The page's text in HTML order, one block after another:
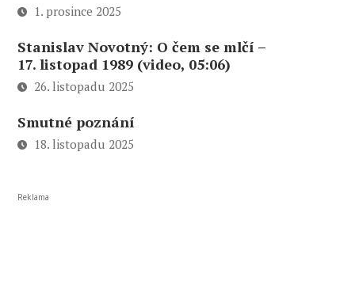
1. prosince 2025
Stanislav Novotný: O čem se mlčí –
17. listopad 1989 (video, 05:06)
26. listopadu 2025
Smutné poznání
18. listopadu 2025
Reklama